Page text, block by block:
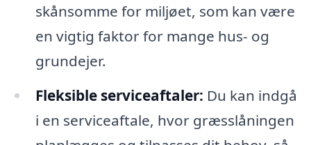
skånsomme for miljøet, som kan være
en vigtig faktor for mange hus- og
grundejer.
Fleksible serviceaftaler: Du kan indgå
i en serviceaftale, hvor græsslåningen